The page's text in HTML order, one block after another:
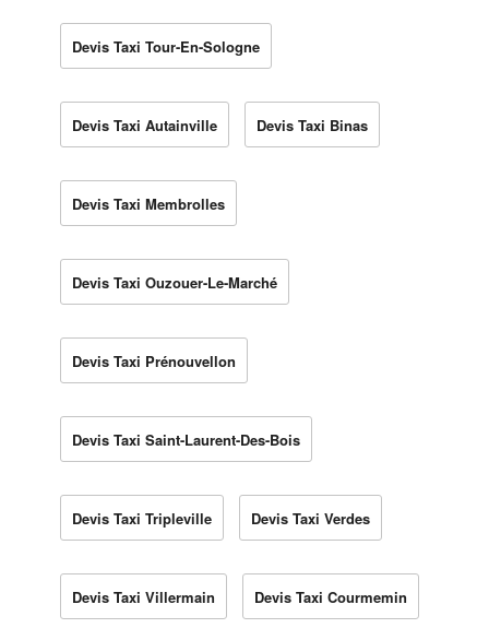
Devis Taxi Tour-En-Sologne
Devis Taxi Autainville Devis Taxi Binas
Devis Taxi Membrolles
Devis Taxi Ouzouer-Le-Marché
Devis Taxi Prénouvellon
Devis Taxi Saint-Laurent-Des-Bois
Devis Taxi Tripleville Devis Taxi Verdes
Devis Taxi Villermain Devis Taxi Courmemin